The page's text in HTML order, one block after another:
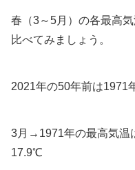
春（3～5月）の各最高
比べてみましょう。
2021年の50年前は1971
3月→1971年の最高気温
17.9℃